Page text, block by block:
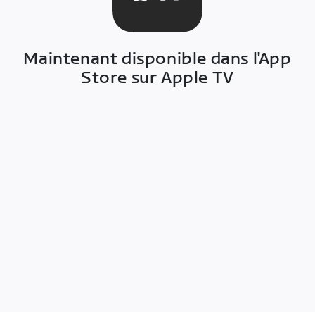
Maintenant disponible dans l'App
Store sur Apple TV